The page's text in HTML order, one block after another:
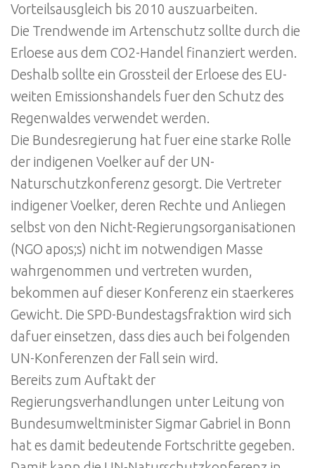
Vorteilsausgleich bis 2010 auszuarbeiten.
Die Trendwende im Artenschutz sollte durch die
Erloese aus dem CO2-Handel finanziert werden.
Deshalb sollte ein Grossteil der Erloese des EU-
weiten Emissionshandels fuer den Schutz des
Regenwaldes verwendet werden.
Die Bundesregierung hat fuer eine starke Rolle
der indigenen Voelker auf der UN-
Naturschutzkonferenz gesorgt. Die Vertreter
indigener Voelker, deren Rechte und Anliegen
selbst von den Nicht-Regierungsorganisationen
(NGO apos;s) nicht im notwendigen Masse
wahrgenommen und vertreten wurden,
bekommen auf dieser Konferenz ein staerkeres
Gewicht. Die SPD-Bundestagsfraktion wird sich
dafuer einsetzen, dass dies auch bei folgenden
UN-Konferenzen der Fall sein wird.
Bereits zum Auftakt der
Regierungsverhandlungen unter Leitung von
Bundesumweltminister Sigmar Gabriel in Bonn
hat es damit bedeutende Fortschritte gegeben.